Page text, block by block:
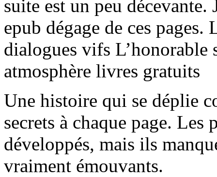
suite est un peu
epub dégage de ces pages.
dialogues vifs L’honorable
atmosphère livres gratuits
Une histoire qui se déplie
secrets à chaque page.
développés, mais ils
vraiment émouvants.